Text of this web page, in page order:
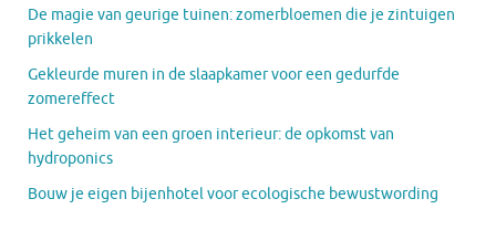
De magie van geurige tuinen: zomerbloemen die je zintuigen
prikkelen
Gekleurde muren in de slaapkamer voor een gedurfde
zomereffect
Het geheim van een groen interieur: de opkomst van
hydroponics
Bouw je eigen bijenhotel voor ecologische bewustwording